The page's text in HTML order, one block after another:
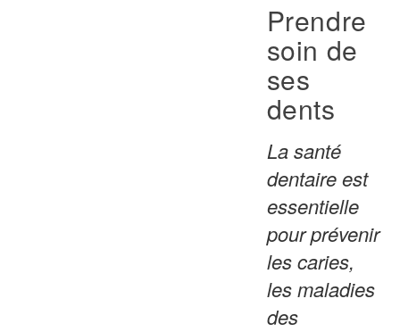
Prendre
soin de
ses
dents
La santé
dentaire est
essentielle
pour prévenir
les caries,
les maladies
des